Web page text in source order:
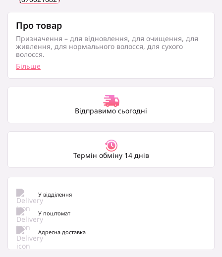
Про товар
Призначення – для відновлення, для очищення, для
живлення, для нормального волосся, для сухого
волосся.
Більше
Відправимо сьогодні
Термін обміну 14 днів
У відділення
У поштомат
Адресна доставка